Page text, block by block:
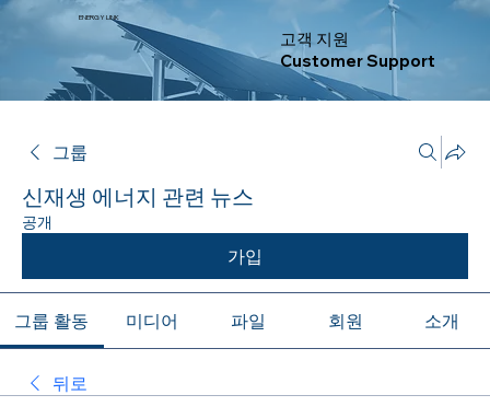
ENERGY LINK
고객 지원
Customer Support
그룹
신재생 에너지 관련 뉴스
공개
가입
그룹 활동 미디어 파일 회원 소개
뒤로